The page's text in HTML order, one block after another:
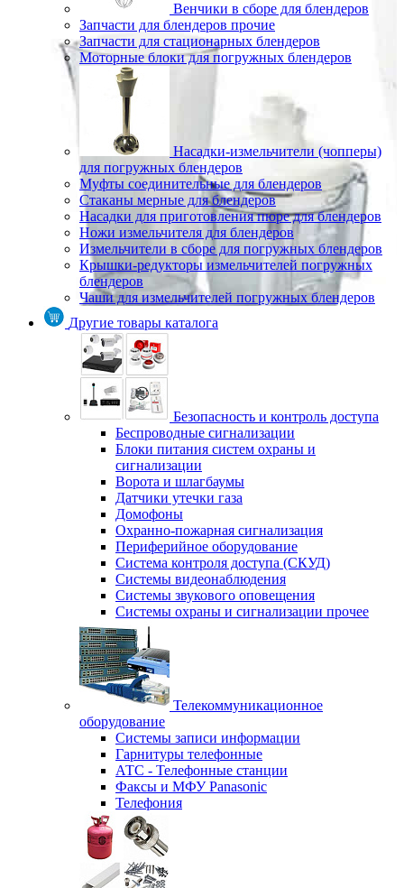
Венчики в сборе для блендеров
Запчасти для блендеров прочие
Запчасти для стационарных блендеров
Моторные блоки для погружных блендеров
Насадки-измельчители (чопперы)
для погружных блендеров
Муфты соединительные для блендеров
Стаканы мерные для блендеров
Насадки для приготовления пюре для блендеров
Ножи измельчителя для блендеров
Измельчители в сборе для погружных блендеров
Крышки-редукторы измельчителей погружных
блендеров
Чаши для измельчителей погружных блендеров
Другие товары каталога
Безопасность и контроль доступа
Беспроводные сигнализации
Блоки питания систем охраны и
сигнализации
Ворота и шлагбаумы
Датчики утечки газа
Домофоны
Охранно-пожарная сигнализация
Периферийное оборудование
Система контроля доступа (СКУД)
Системы видеонаблюдения
Системы звукового оповещения
Системы охраны и сигнализации прочее
Телекоммуникационное
оборудование
Системы записи информации
Гарнитуры телефонные
АТС - Телефонные станции
Факсы и МФУ Panasonic
Телефония